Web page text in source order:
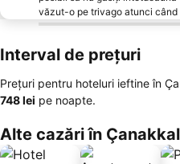
văzut-o pe trivago atunci
Interval de prețuri
Prețuri pentru hoteluri ieftine în
‎748 lei pe noapte.
Alte cazări în